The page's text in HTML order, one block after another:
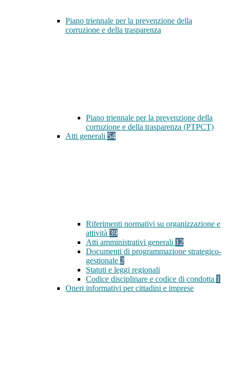
Piano triennale per la prevenzione della
corruzione e della trasparenza
Piano triennale per la prevenzione della
corruzione e della trasparenza (PTPCT)
Atti generali 54
Riferimenti normativi su organizzazione e
attività 39
Atti amministrativi generali 12
Documenti di programmazione strategico-
gestionale 2
Statuti e leggi regionali
Codice disciplinare e codice di condotta 1
Oneri informativi per cittadini e imprese